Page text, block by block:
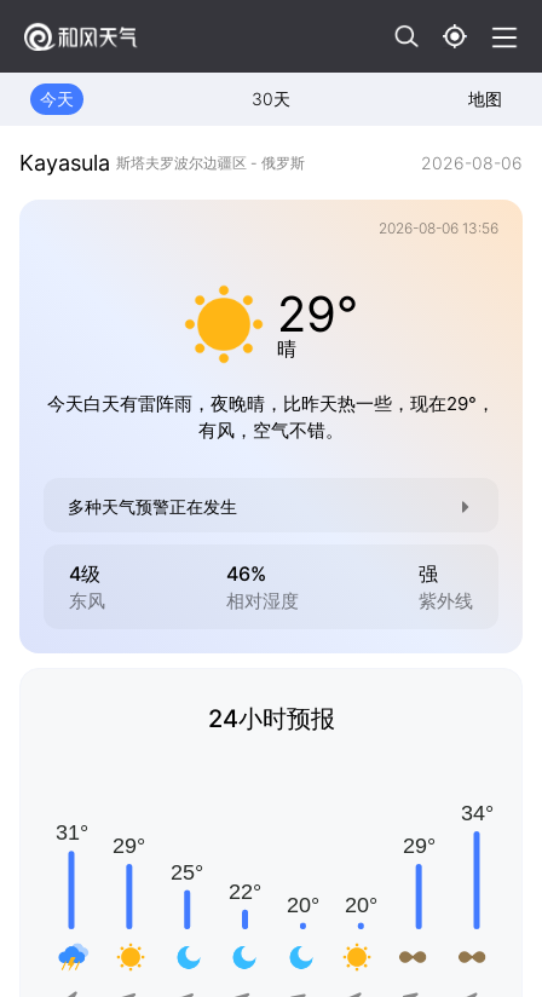
今天 30天 地图
Kayasula 斯塔夫罗波尔边疆区 - 俄罗斯 2026-08-06
2026-08-06 13:56
29°
晴
今天白天有雷阵雨，夜晚晴，比昨天热一些，现在29°，
有风，空气不错。
多种天气预警正在发生
4级
东风
46%
相对湿度
强
紫外线
24小时预报